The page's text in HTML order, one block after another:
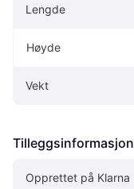
Lengde
Høyde
Vekt
Tilleggsinformasjon
Opprettet på Klarna